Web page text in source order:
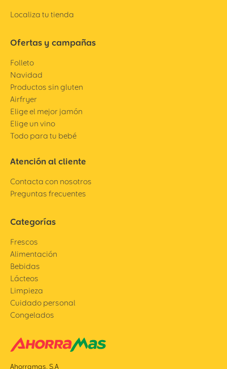
Localiza tu tienda
Ofertas y campañas
Folleto
Navidad
Productos sin gluten
Airfryer
Elige el mejor jamón
Elige un vino
Todo para tu bebé
Atención al cliente
Contacta con nosotros
Preguntas frecuentes
Categorías
Frescos
Alimentación
Bebidas
Lácteos
Limpieza
Cuidado personal
Congelados
Ahorramas, S.A